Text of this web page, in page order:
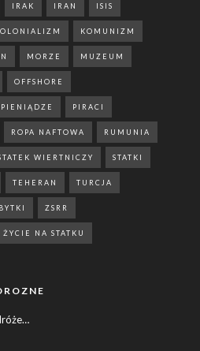
IRAK IRAN ISIS
KOMUNIZM
MORZE MUZEUM
OFFSHORE
PIENIĄDZE PIRACI
ROPA NAFTOWA RUMUNIA
WIERTNICZY STATKI
TEHERAN TURCJA
ZSRR
ŻYCIE NA STATKU